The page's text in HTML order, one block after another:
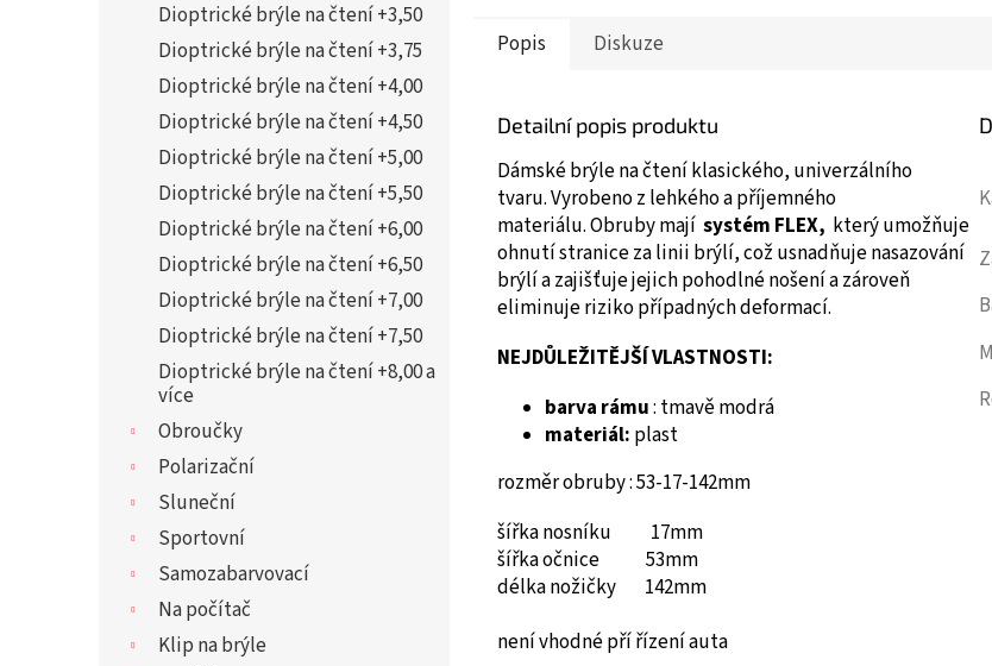
Dioptrické brýle na čtení +3,50
Dioptrické brýle na čtení +3,75
Dioptrické brýle na čtení +4,00
Dioptrické brýle na čtení +4,50
Dioptrické brýle na čtení +5,00
Dioptrické brýle na čtení +5,50
Dioptrické brýle na čtení +6,00
Dioptrické brýle na čtení +6,50
Dioptrické brýle na čtení +7,00
Dioptrické brýle na čtení +7,50
Dioptrické brýle na čtení +8,00 a
více
Obroučky
Polarizační
Sluneční
Sportovní
Samozabarvovací
Na počítač
Klip na brýle
Popis Diskuze
Detailní popis produktu
Dámské brýle na čtení klasického, univerzálního
tvaru.Vyrobeno z lehkého a příjemného
materiálu.Obruby mají systém FLEX, který umožňuje
ohnutí stranice za linii brýlí, což usnadňuje nasazování
brýlí a zajišťuje jejich pohodlné nošení a zároveň
eliminuje riziko případných deformací.
NEJDŮLEŽITĚJŠÍ VLASTNOSTI:
barva rámu: tmavě modrá
materiál: plast
rozměr obruby : 53-17-142mm
šířka nosníku 17mm
šířka očnice 53mm
délka nožičky 142mm
není vhodné pří řízení auta